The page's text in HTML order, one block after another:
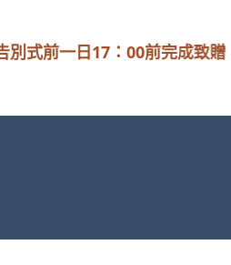
前一日17：00前完成致贈，